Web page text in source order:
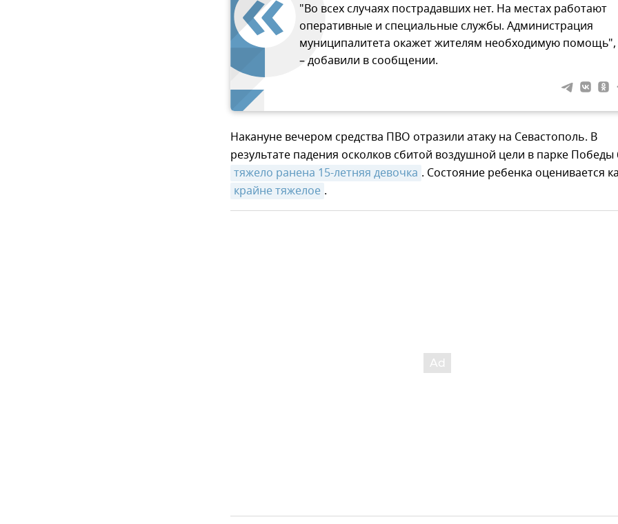
"Во всех случаях пострадавших нет. На местах работают
оперативные и специальные службы. Администрация
муниципалитета окажет жителям необходимую помощь",
– добавили в сообщении.
Накануне вечером средства ПВО отразили атаку на Севастополь. В
результате падения осколков сбитой воздушной цели в парке
тяжело ранена 15-летняя девочка . Состояние ребенка оценивается
крайне тяжелое .